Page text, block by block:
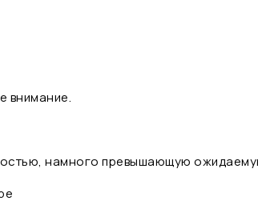
внимание.
намного превышающую